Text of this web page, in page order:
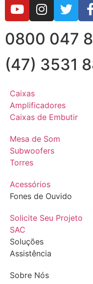
0800 047
(47) 3531
Caixas
Amplificadores
Caixas de Embutir
Mesa de Som
Subwoofers
Torres
Acessórios
Fones de Ouvido
Solicite Seu Projeto
SAC
Soluções
Assistência
Sobre Nós